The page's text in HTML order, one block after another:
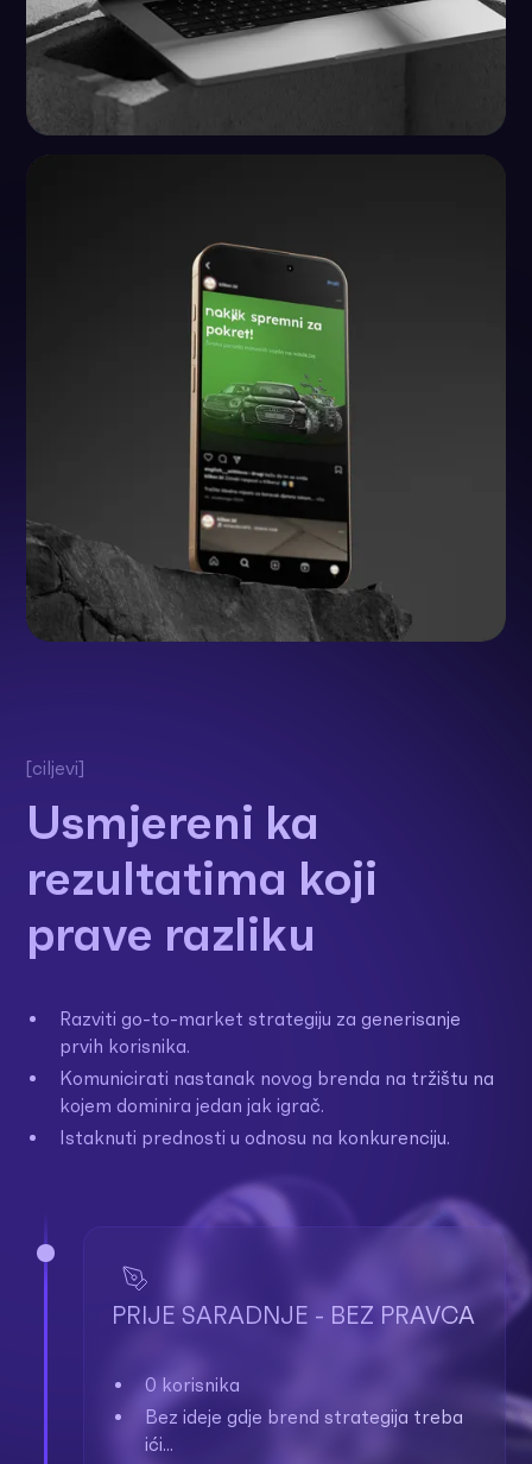
[ciljevi]
Usmjereni ka
rezultatima koji
prave razliku
Razviti go-to-market strategiju za generisanje
prvih korisnika.
Komunicirati nastanak novog brenda na tržištu na
kojem dominira jedan jak igrač.
Istaknuti prednosti u odnosu na konkurenciju.
PRIJE SARADNJE - BEZ PRAVCA
0 korisnika
Bez ideje gdje brend strategija treba
ići…